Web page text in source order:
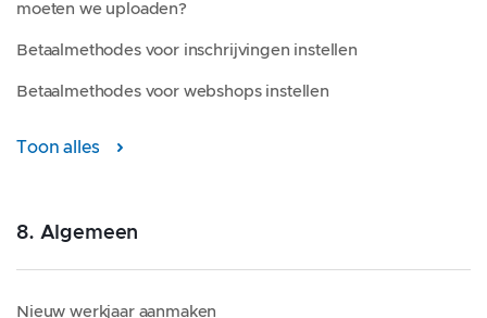
moeten we uploaden?
Betaalmethodes voor inschrijvingen instellen
Betaalmethodes voor webshops instellen
Toon alles
8. Algemeen
Nieuw werkjaar aanmaken